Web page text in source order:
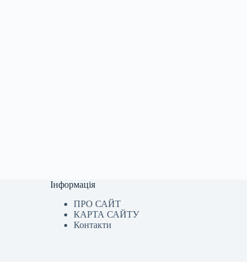
Інформація
ПРО САЙТ
КАРТА САЙТУ
Контакти